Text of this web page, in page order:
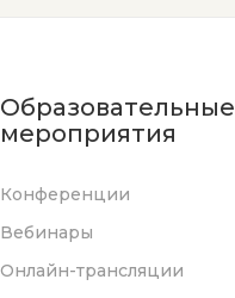
Образовательные
мероприятия
Конференции
Вебинары
Онлайн-трансляции